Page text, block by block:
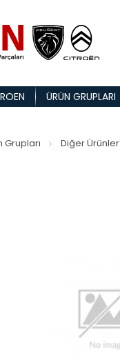
ÜRÜN GRUPLARI
Grupları Diğer Ürünler